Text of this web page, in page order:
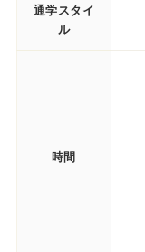
通学スタイ
ル
時間